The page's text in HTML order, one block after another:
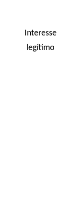
Interesse
legítimo